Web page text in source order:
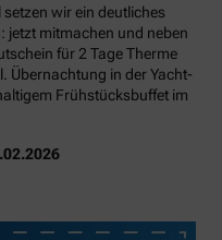
wir ein deutliches
jetzt mitmachen und neben
für 2 Tage Therme
Übernachtung in der Yacht-
Frühstücksbuffet im